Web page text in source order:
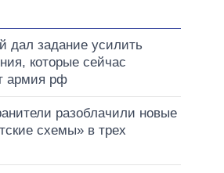
дал задание усилить
которые сейчас
армия рф
разоблачили новые
схемы» в трех